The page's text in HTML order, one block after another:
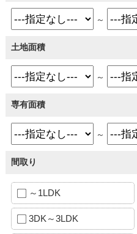
～
土地面積
～
専有面積
～
間取り
～1LDK
3DK～3LDK